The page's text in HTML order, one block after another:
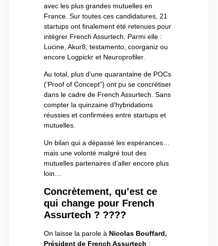
avec les plus grandes mutuelles en
France. Sur toutes ces candidatures, 21
startups ont finalement été retenues pour
intégrer French Assurtech. Parmi elle :
Lucine, Akur8, testamento, coorganiz ou
encore Logpickr et Neuroprofiler.
Au total, plus d’une quarantaine de POCs
(’Proof of Concept”) ont pu se concrétiser
dans le cadre de French Assurtech. Sans
compter la quinzaine d’hybridations
réussies et confirmées entre startups et
mutuelles.
Un bilan qui a dépassé les espérances…
mais une volonté malgré tout des
mutuelles partenaires d’aller encore plus
loin…
Concrètement, qu’est ce
qui change pour French
Assurtech ? ????
On laisse la parole à Nicolas Bouffard,
Président de French Assurtech :